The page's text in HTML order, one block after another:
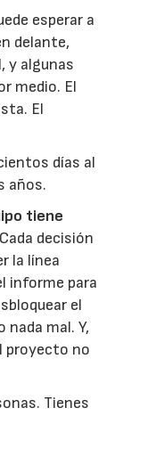
esperar a
delante,
y algunas
medio. El
El
días al
años.
tiene
decisión
la línea
informe para
el
mal. Y,
proyecto no
Tienes